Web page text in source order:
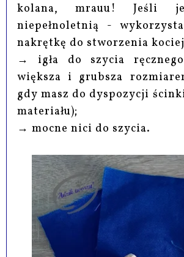
kolana, mrauu! Jeśli
niepełnoletnią -
nakrętkę do stworzenia
→ igła do szycia
większa i grubsza
gdy masz do dyspozycji
materiału);
→ mocne nici do szycia.